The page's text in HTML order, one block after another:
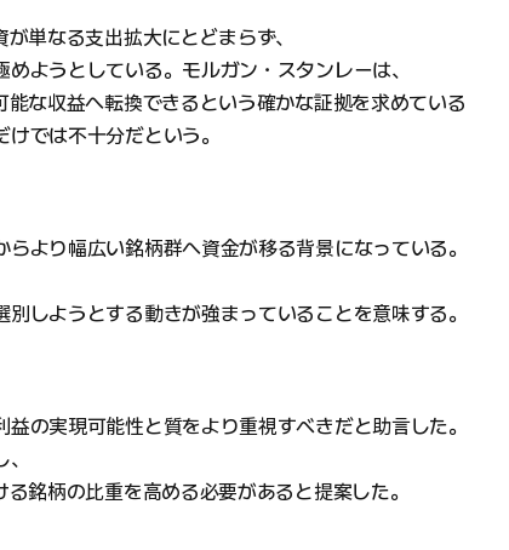
単なる支出拡大にとどまらず、
ようとしている。モルガン・スタンレーは、
な収益へ転換できるという確かな証拠を求めている
では不十分だという。
より幅広い銘柄群へ資金が移る背景になっている。
しようとする動きが強まっていることを意味する。
の実現可能性と質をより重視すべきだと助言した。
銘柄の比重を高める必要があると提案した。